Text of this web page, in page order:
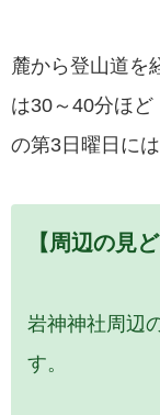
麓から登山道を
は30～40分ほど
の第3日曜日に
【周辺の見
岩神神社周辺
す。